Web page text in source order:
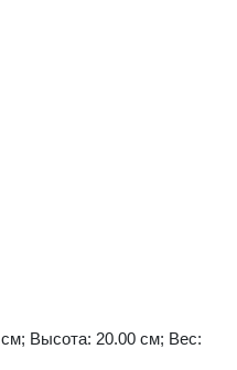
Высота: 20.00 см; Вес: